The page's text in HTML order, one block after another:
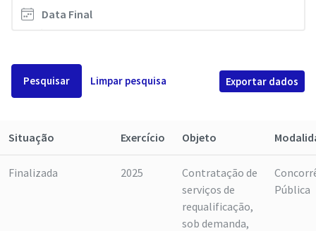
Pesquisar Limpar pesquisa Exportar dados
Situação Exercício Objeto
Finalizada 2025
Contratação de
serviços de
requalificação,
sob demanda,
Pública